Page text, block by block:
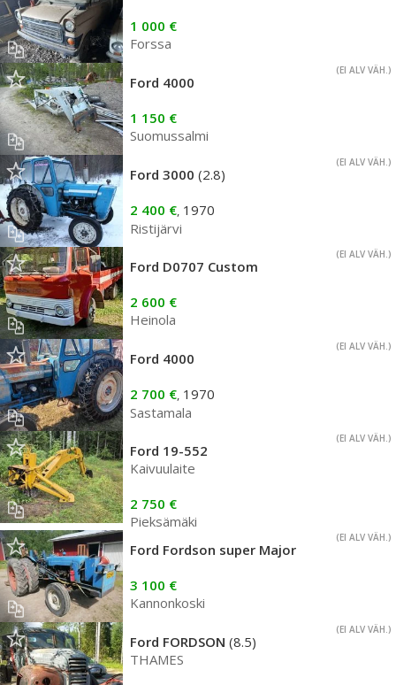
1 000 €
Forssa
(EI ALV VÄH.)
Ford 4000
1 150 €
Suomussalmi
(EI ALV VÄH.)
Ford 3000 (2.8)
2 400 €, 1970
Ristijärvi
(EI ALV VÄH.)
Ford D0707 Custom
2 600 €
Heinola
(EI ALV VÄH.)
Ford 4000
2 700 €, 1970
Sastamala
(EI ALV VÄH.)
Ford 19-552
Kaivuulaite
2 750 €
Pieksämäki
(EI ALV VÄH.)
Ford Fordson super Major
3 100 €
Kannonkoski
(EI ALV VÄH.)
Ford FORDSON (8.5)
THAMES